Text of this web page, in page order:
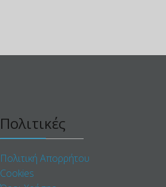
Πολιτικές
Πολιτική Απορρήτου
Cookies